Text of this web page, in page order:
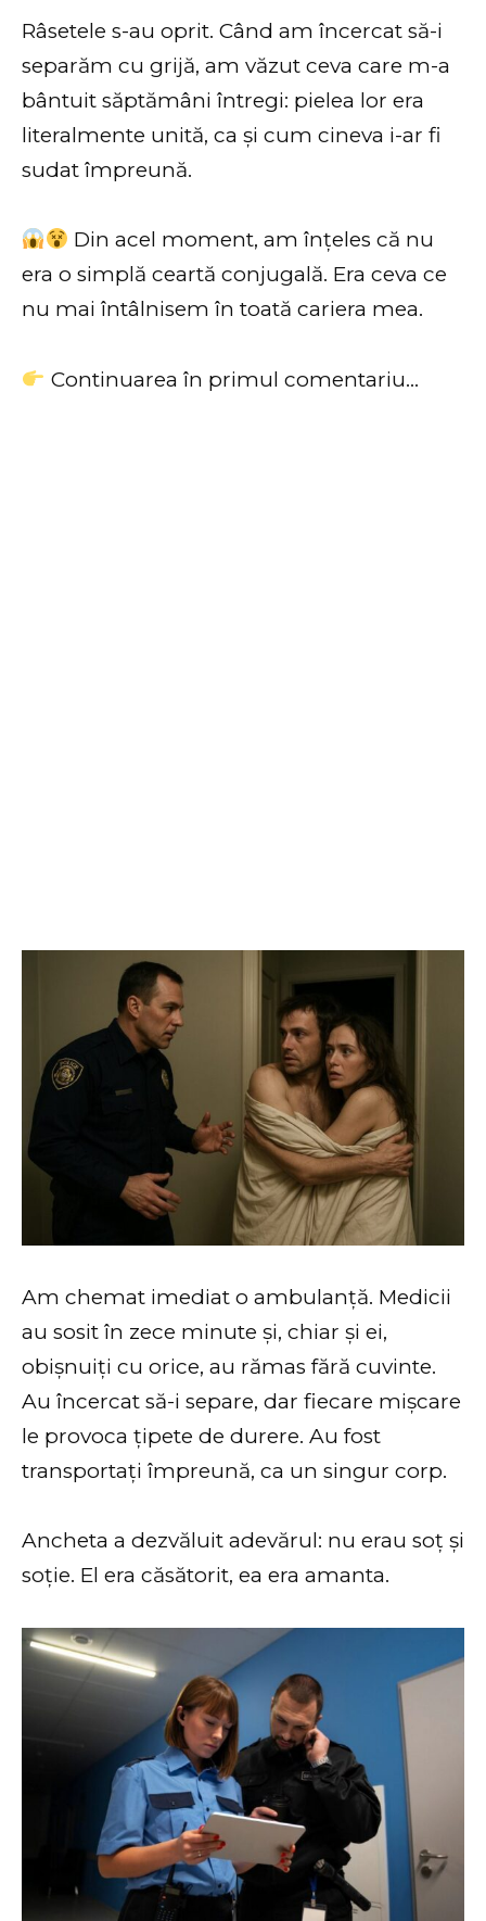
Râsetele s-au oprit. Când am încercat să-i
separăm cu grijă, am văzut ceva care m-a
bântuit săptămâni întregi: pielea lor era
literalmente unită, ca și cum cineva i-ar fi
sudat împreună.
Din acel moment, am înțeles că nu
era o simplă ceartă conjugală. Era ceva ce
nu mai întâlnisem în toată cariera mea.
Continuarea în primul comentariu…
Am chemat imediat o ambulanță. Medicii
au sosit în zece minute și, chiar și ei,
obișnuiți cu orice, au rămas fără cuvinte.
Au încercat să-i separe, dar fiecare mișcare
le provoca țipete de durere. Au fost
transportați împreună, ca un singur corp.
Ancheta a dezvăluit adevărul: nu erau soț și
soție. El era căsătorit, ea era amanta.